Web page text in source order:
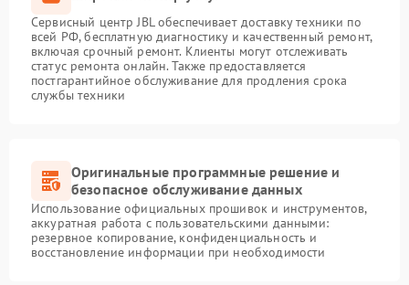
Сервисный центр JBL обеспечивает доставку техники по
всей РФ, бесплатную диагностику и качественный ремонт,
включая срочный ремонт. Клиенты могут отслеживать
статус ремонта онлайн. Также предоставляется
постгарантийное обслуживание для продления срока
службы техники
Оригинальные программные решение и
безопасное обслуживание данных
Использование официальных прошивок и инструментов,
аккуратная работа с пользовательскими данными:
резервное копирование, конфиденциальность и
восстановление информации при необходимости